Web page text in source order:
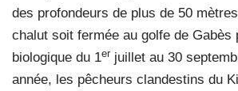
des profondeurs de plus de 50
chalut soit fermée au golfe de Gabès
biologique du 1er juillet au 30
année, les pêcheurs clandestins du